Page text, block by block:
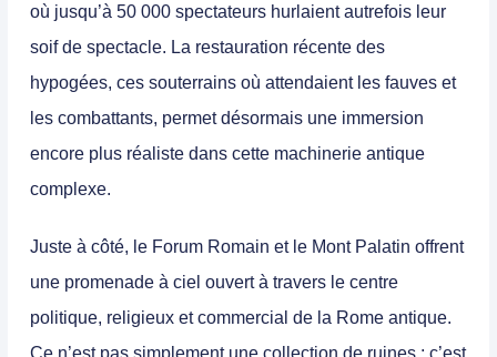
où jusqu’à 50 000 spectateurs hurlaient autrefois leur
soif de spectacle. La restauration récente des
hypogées, ces souterrains où attendaient les fauves et
les combattants, permet désormais une immersion
encore plus réaliste dans cette machinerie antique
complexe.
Juste à côté, le Forum Romain et le Mont Palatin offrent
une promenade à ciel ouvert à travers le centre
politique, religieux et commercial de la Rome antique.
Ce n’est pas simplement une collection de ruines ; c’est